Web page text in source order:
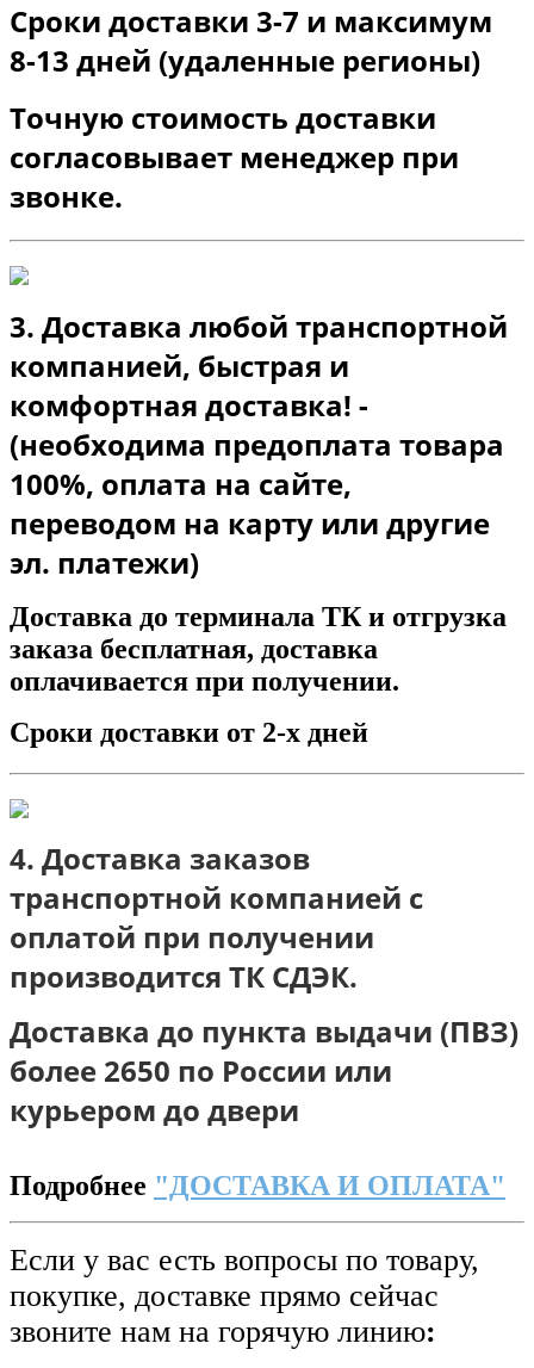
Сроки доставки 3-7 и максимум
8-13 дней (удаленные регионы)
Точную стоимость доставки
согласовывает менеджер при
звонке.
3. Доставка любой транспортной
компанией, быстрая и
комфортная доставка! -
(необходима предоплата товара
100%, оплата на сайте,
переводом на карту или другие
эл. платежи)
Доставка до терминала ТК и отгрузка
заказа бесплатная, доставка
оплачивается при получении.
Сроки доставки от 2-х дней
4. Доставка заказов
транспортной компанией с
оплатой при получении
производится ТК СДЭК.
Доставка до пункта выдачи (ПВЗ)
более 2650 по России или
курьером до двери
Подробнее "ДОСТАВКА И ОПЛАТА"
Если у вас есть вопросы по товару,
покупке, доставке прямо сейчас
звоните нам на горячую линию: